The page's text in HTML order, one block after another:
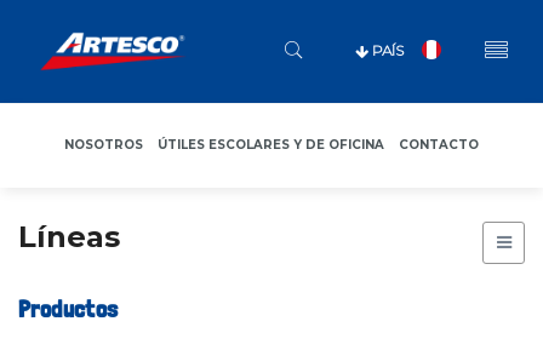
PAÍS
NOSOTROS ÚTILES ESCOLARES Y DE OFICINA CONTACTO
Líneas
Productos